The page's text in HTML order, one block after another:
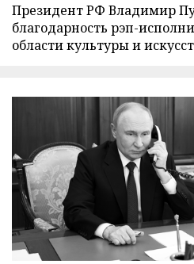
Президент РФ Владимир
благодарность рэп-
области культуры и